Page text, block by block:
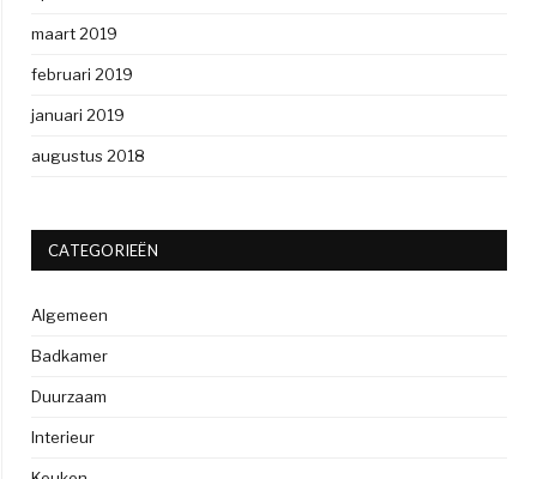
maart 2019
februari 2019
januari 2019
augustus 2018
CATEGORIEËN
Algemeen
Badkamer
Duurzaam
Interieur